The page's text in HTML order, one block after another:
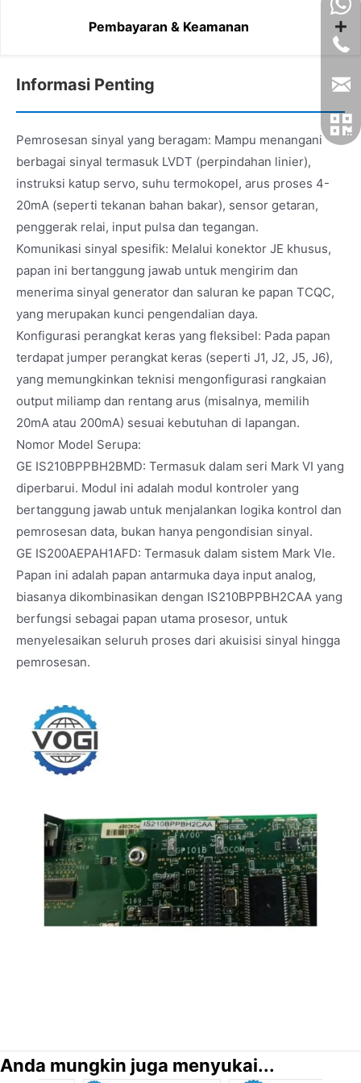
Pembayaran & Keamanan
Informasi Penting
Pemrosesan sinyal yang beragam: Mampu menangani
berbagai sinyal termasuk LVDT (perpindahan linier),
instruksi katup servo, suhu termokopel, arus proses 4-
20mA (seperti tekanan bahan bakar), sensor getaran,
penggerak relai, input pulsa dan tegangan.
Komunikasi sinyal spesifik: Melalui konektor JE khusus,
papan ini bertanggung jawab untuk mengirim dan
menerima sinyal generator dan saluran ke papan TCQC,
yang merupakan kunci pengendalian daya.
Konfigurasi perangkat keras yang fleksibel: Pada papan
terdapat jumper perangkat keras (seperti J1, J2, J5, J6),
yang memungkinkan teknisi mengonfigurasi rangkaian
output miliamp dan rentang arus (misalnya, memilih
20mA atau 200mA) sesuai kebutuhan di lapangan.
Nomor Model Serupa:
GE IS210BPPBH2BMD: Termasuk dalam seri Mark VI yang
diperbarui. Modul ini adalah modul kontroler yang
bertanggung jawab untuk menjalankan logika kontrol dan
pemrosesan data, bukan hanya pengondisian sinyal.
GE IS200AEPAH1AFD: Termasuk dalam sistem Mark VIe.
Papan ini adalah papan antarmuka daya input analog,
biasanya dikombinasikan dengan IS210BPPBH2CAA yang
berfungsi sebagai papan utama prosesor, untuk
menyelesaikan seluruh proses dari akuisisi sinyal hingga
pemrosesan.
Anda mungkin juga menyukai...